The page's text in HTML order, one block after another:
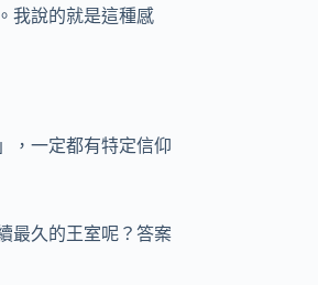
我說的就是這種感
，一定都有特定信仰
最久的王室呢？答案